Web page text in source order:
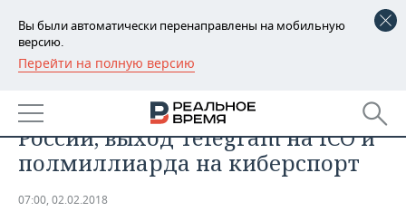
Вы были автоматически перенаправлены на мобильную
версию.
Перейти на полную версию
РЕГИОНЫ
БАШКОРТОСТАН
ТАТАРСТАН
НОВОСТИ
АНАЛИТИКА
IT-январь: закон для «крипты» в
России, выход Telegram на ICO и
полмиллиарда на киберспорт
07:00, 02.02.2018